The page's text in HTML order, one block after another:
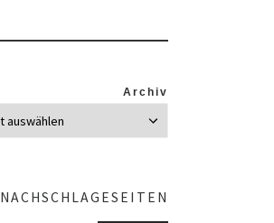
Archiv
NACHSCHLAGESEITEN